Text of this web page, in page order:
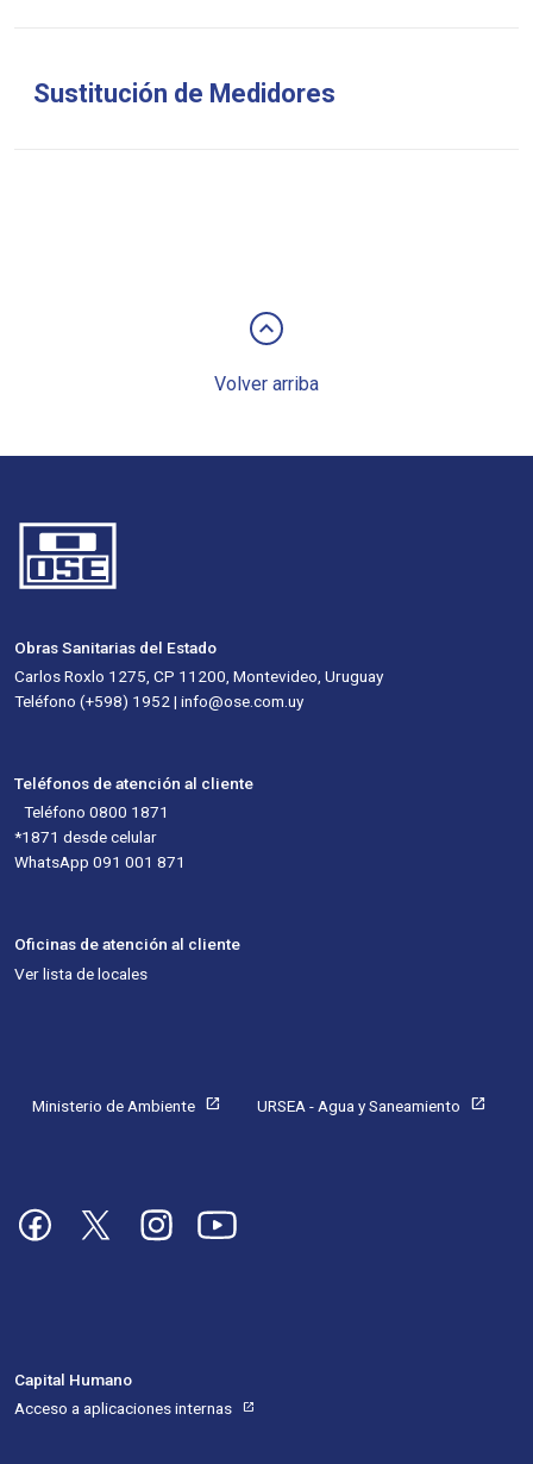
Sustitución de Medidores
keyboard_arrow_up
Volver arriba
Obras Sanitarias del Estado
Carlos Roxlo 1275, CP 11200, Montevideo, Uruguay
Teléfono (+598) 1952 | info@ose.com.uy
Teléfonos de atención al cliente
Teléfono 0800 1871
*1871 desde celular
WhatsApp 091 001 871
Oficinas de atención al cliente
Ver lista de locales
Ministerio de Ambiente open_in_new URSEA - Agua y Saneamiento open_in_new
Imagen Imagen Imagen Imagen
Capital Humano
Acceso a aplicaciones internas
open_in_new